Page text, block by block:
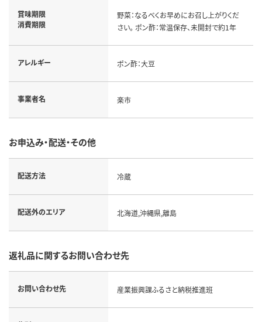
賞味期限
消費期限
野菜：なるべくお早めにお召し上がりくだ
さい。 ポン酢：常温保存、未開封で約1年
アレルギー ポン酢：大豆
事業者名 楽市
お申込み・配送・その他
配送方法 冷蔵
配送外のエリア 北海道,沖縄県,離島
返礼品に関するお問い合わせ先
お問い合わせ先 産業振興課ふるさと納税推進班